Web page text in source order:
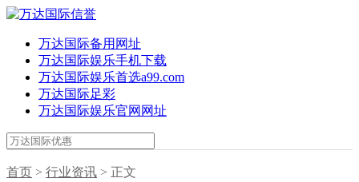
万达国际备用网址
万达国际娱乐手机下载
万达国际娱乐首选a99.com
万达国际足彩
万达国际娱乐官网网址
首页 > 行业资讯 > 正文